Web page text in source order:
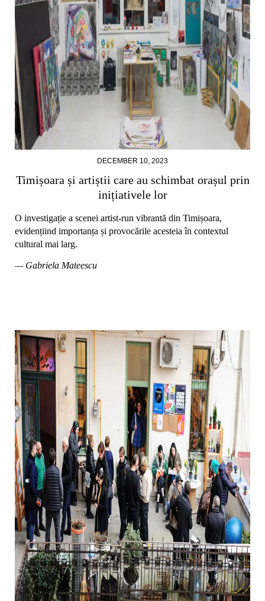
DECEMBER 10, 2023
Timișoara și artiștii care au schimbat orașul prin
inițiativele lor
O investigație a scenei artist-run vibrantă din Timișoara,
evidențiind importanța și provocările acesteia în contextul
cultural mai larg.
— Gabriela Mateescu